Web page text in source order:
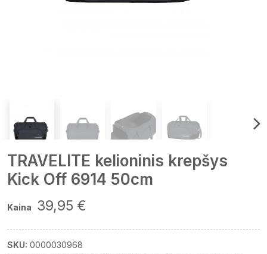
TRAVELITE kelioninis krepšys
Kick Off 6914 50cm
Kaina 39,95 €
SKU: 0000030968